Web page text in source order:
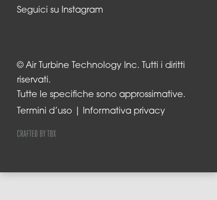
Seguici su Instagram
© Air Turbine Technology Inc. Tutti i diritti
riservati.
Tutte le specifiche sono approssimative.
Termini d’uso
Informativa privacy